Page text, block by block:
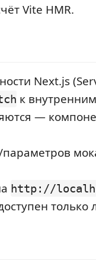
Vite HMR.
Next.js
к
—
http://
только